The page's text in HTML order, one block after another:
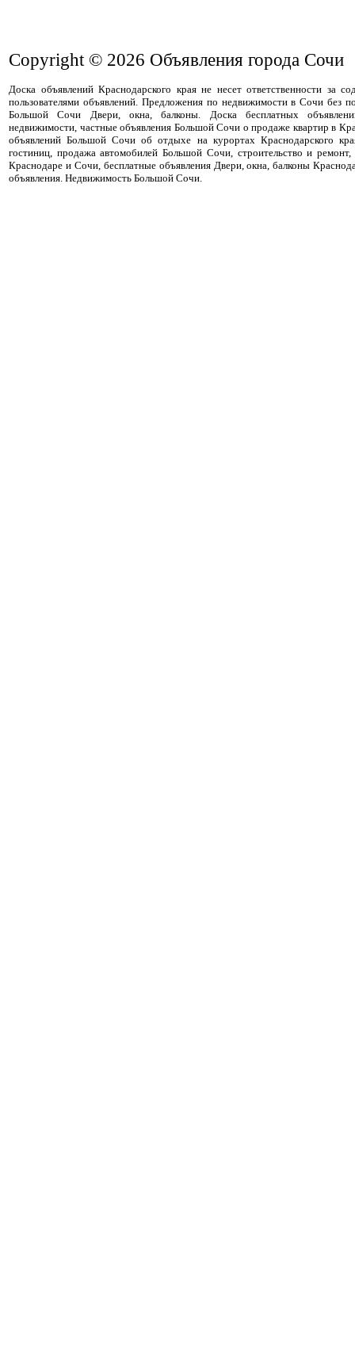
Copyright © 2026 Объявления города Сочи
Доска объявлений Краснодарского края не несет ответственности за
пользователями объявлений. Предложения по недвижимости в Сочи без
Большой Сочи Двери, окна, балконы. Доска бесплатных
недвижимости, частные объявления Большой Сочи о продаже квартир в
объявлений Большой Сочи об отдыхе на курортах Краснодарского
гостиниц, продажа автомобилей Большой Сочи, строительство и
Краснодаре и Сочи, бесплатные объявления Двери, окна, балконы
объявления. Недвижимость Большой Сочи.